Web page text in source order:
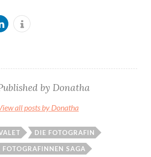
by Donatha
all posts by Donatha
DIE FOTOGRAFIN
FOTOGRAFINNEN SAGA